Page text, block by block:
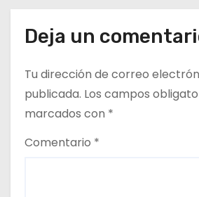
d
a
s
Deja un
Tu dirección de correo
publicada. Los campos
marcados con *
Comentario *